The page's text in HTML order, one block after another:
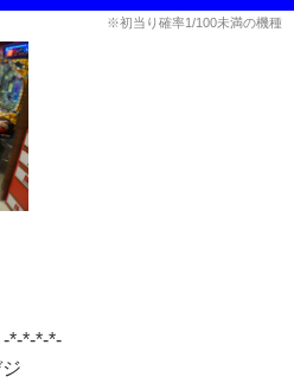
※初当り確率1/100未満の機種
*-*-*-*-